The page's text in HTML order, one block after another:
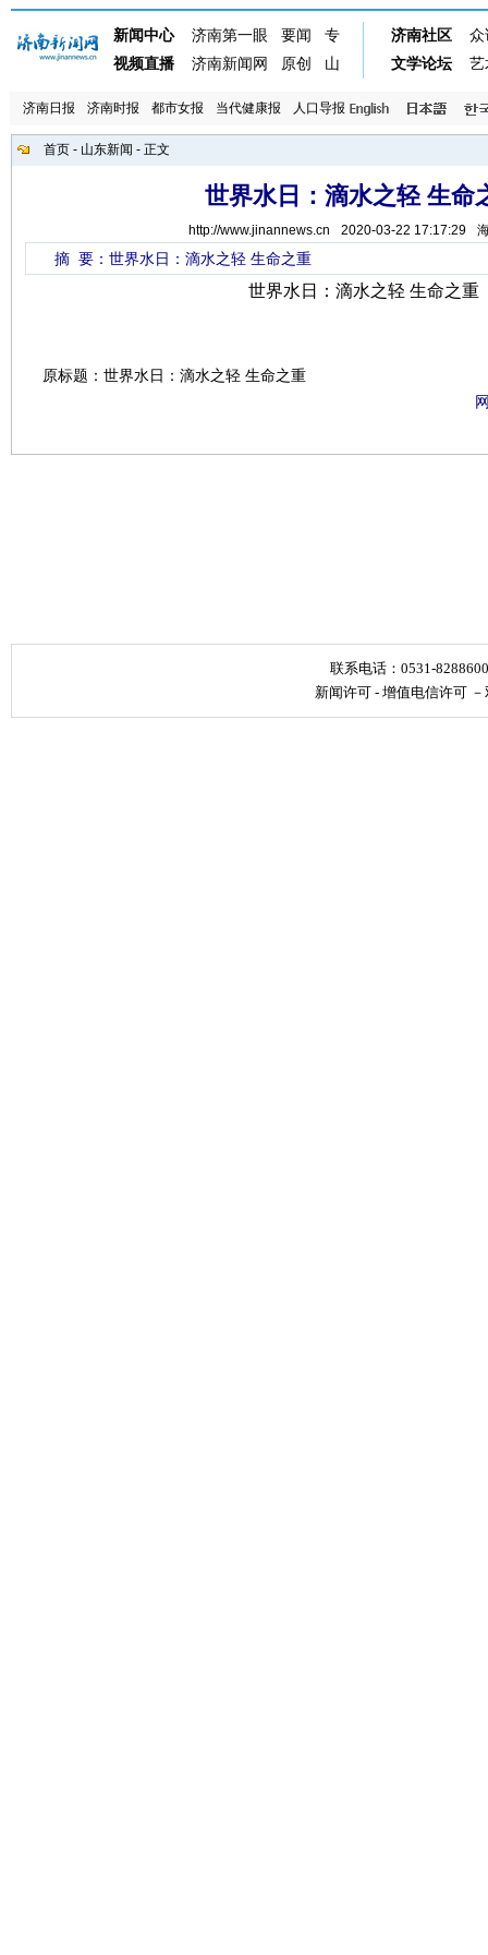
济南日报 济南时报 都市女报 当代健康报 人口导报
首页 - 山东新闻 - 正文
世界水日：滴水之轻 生命
http://www.jinannews.cn 2020-03-22 17:17:29
摘 要：世界水日：滴水之轻 生命之重
世界水日：滴水之轻 生命之重
原标题：世界水日：滴水之轻 生命之重
联系电话：0531-
新闻许可- 增值电信许可－